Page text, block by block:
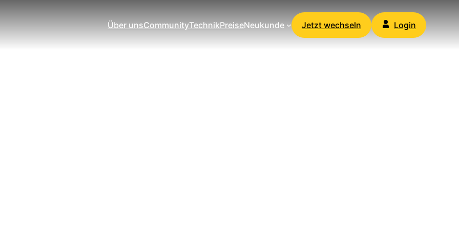
Über unsCommunityTechnikPreiseNeukunde Jetzt wechseln Login